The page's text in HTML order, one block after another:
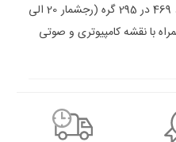
با 5 رنگ به ابعاد 469 در 295 گره (رجشمار 20 الی